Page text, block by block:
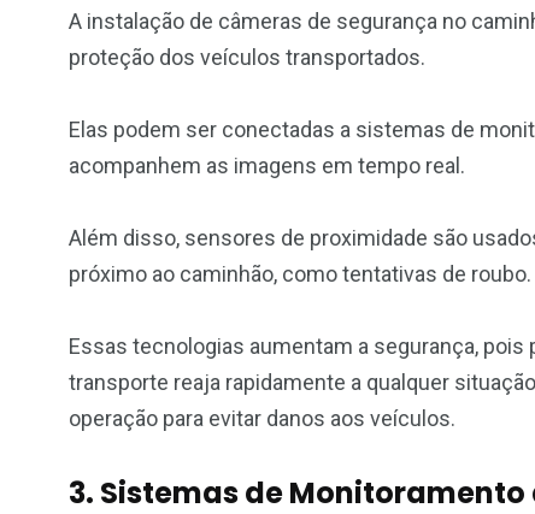
A instalação de câmeras de segurança no
proteção dos veículos transportados.
Elas podem ser conectadas a sistemas de
acompanhem as imagens em tempo real.
Além disso, sensores de proximidade são
próximo ao caminhão, como tentativas de roubo.
Essas tecnologias aumentam a segurança,
transporte reaja rapidamente a qualquer
operação para evitar danos aos veículos.
3. Sistemas de